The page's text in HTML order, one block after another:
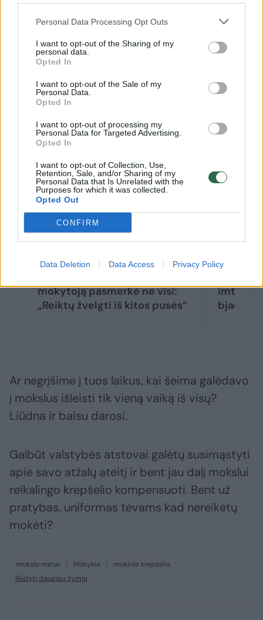
Personal Data Processing Opt Outs
I want to opt-out of the Sharing of my
personal data.
Opted In
I want to opt-out of the Sale of my
Personal Data.
Opted In
I want to opt-out of processing my
Personal Data for Targeted Advertising.
Opted In
I want to opt-out of Collection, Use,
Retention, Sale, and/or Sharing of my
Personal Data that Is Unrelated with the
Purposes for which it was collected.
Opted Out
CONFIRM
Data Deletion Data Access Privacy Policy
Žinau iš savo aplinkos, kad kai kuriems
tėvams tenka paskolas imti, kad galėtų
vaikus į mokyklą išleisti.
Po Rugsėjo 1-osios gėles į
mokytoją pasmerkė ne visi:
„Reiktų žvelgti iš kitos pusės“
imtis,
Ar negrįšime į tuos laikus, kai šeima galėdavo
į mokslus išleisti tik vieną vaiką iš visų?
Liūdna ir baisu darosi.
Galbūt valstybės atstovai galėtų susimąstyti
apie savo atžalų ateitį ir bent jau dalį mokslui
reikalingo krepšelio kompensuoti. Bent už
pratybas, uniformas tėvams kad nereikėtų
mokėti?
mokslo metai Mokykla
mokinio krepšelis
Rodyti daugiau žymių